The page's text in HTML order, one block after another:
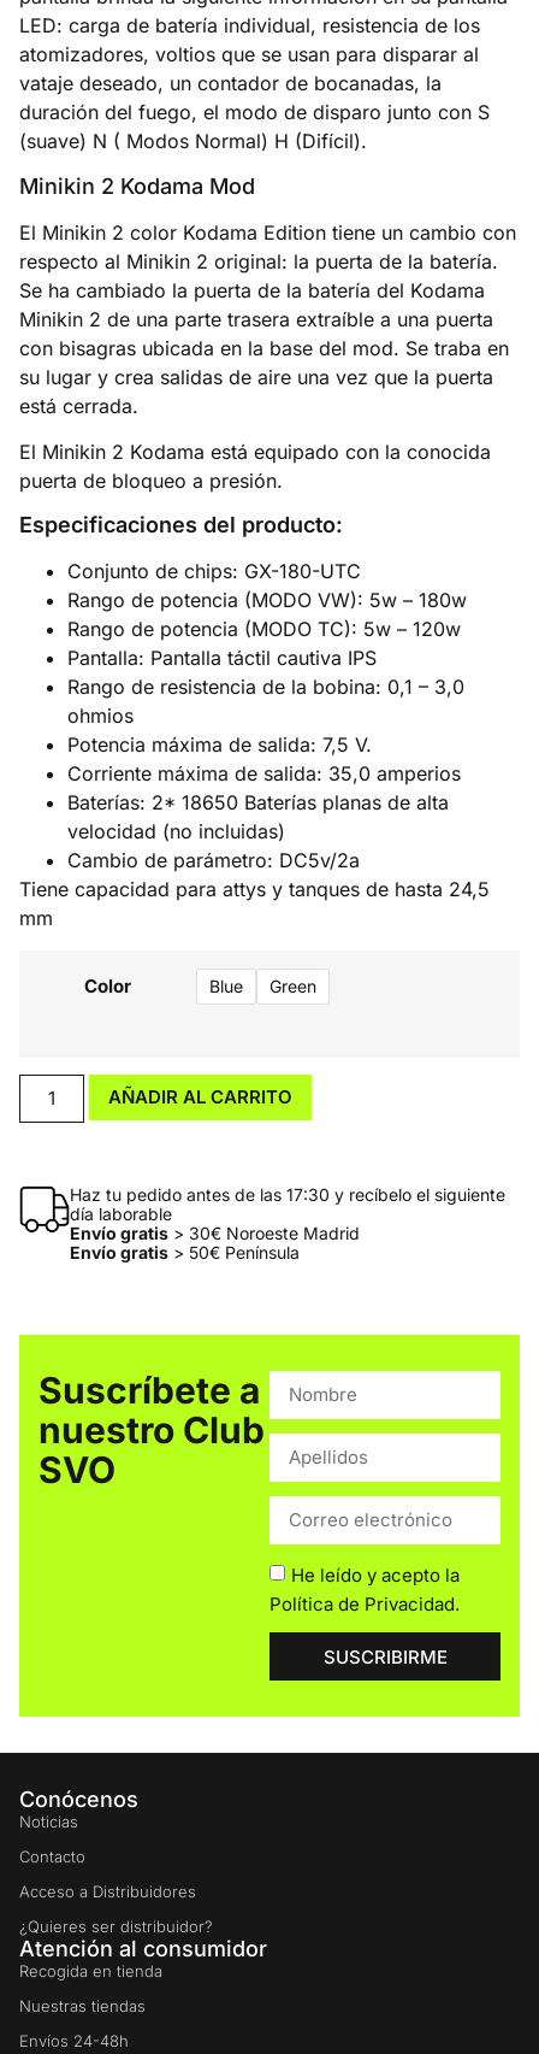
LED: carga de batería individual, resistencia de los
atomizadores, voltios que se usan para disparar al
vataje deseado, un contador de bocanadas, la
duración del fuego, el modo de disparo junto con S
(suave) N ( Modos Normal) H (Difícil).
Minikin 2 Kodama Mod
El Minikin 2 color Kodama Edition tiene un cambio con
respecto al Minikin 2 original: la puerta de la batería.
Se ha cambiado la puerta de la batería del Kodama
Minikin 2 de una parte trasera extraíble a una puerta
con bisagras ubicada en la base del mod. Se traba en
su lugar y crea salidas de aire una vez que la puerta
está cerrada.
El Minikin 2 Kodama está equipado con la conocida
puerta de bloqueo a presión.
Especificaciones del producto:
Conjunto de chips: GX-180-UTC
Rango de potencia (MODO VW): 5w – 180w
Rango de potencia (MODO TC): 5w – 120w
Pantalla: Pantalla táctil cautiva IPS
Rango de resistencia de la bobina: 0,1 – 3,0
ohmios
Potencia máxima de salida: 7,5 V.
Corriente máxima de salida: 35,0 amperios
Baterías: 2* 18650 Baterías planas de alta
velocidad (no incluidas)
Cambio de parámetro: DC5v/2a
Tiene capacidad para attys y tanques de hasta 24,5
mm
Color Blue Green
AÑADIR AL CARRITO
Haz tu pedido antes de las 17:30 y recíbelo el siguiente
día laborable
Envío gratis> 30€ Noroeste Madrid
Envío gratis> 50€ Península
Suscríbete a
nuestro Club
SVO
He leído y acepto la
Política de Privacidad.
SUSCRIBIRME
Conócenos
Noticias
Contacto
Acceso a Distribuidores
¿Quieres ser distribuidor?
Atención al consumidor
Recogida en tienda
Nuestras tiendas
Envíos 24-48h